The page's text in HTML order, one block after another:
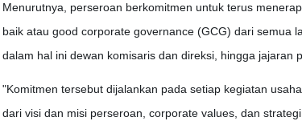
Menurutnya, perseroan berkomitmen untuk terus
baik atau good corporate governance (GCG) dari semua
dalam hal ini dewan komisaris dan direksi, hingga jajaran
"Komitmen tersebut dijalankan pada setiap kegiatan
dari visi dan misi perseroan, corporate values, dan